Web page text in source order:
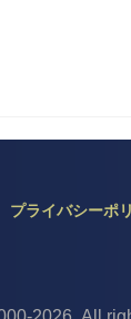
プライバシーポ